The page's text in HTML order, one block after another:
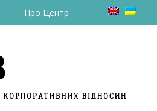
Про Центр